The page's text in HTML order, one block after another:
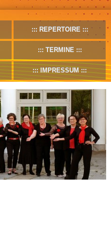
REPERTOIRE
TERMINE
IMPRESSUM